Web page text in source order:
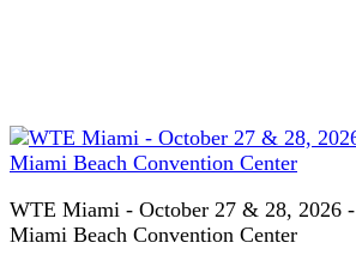
WTE Miami - October 27 & 28, 2026 -
Miami Beach Convention Center